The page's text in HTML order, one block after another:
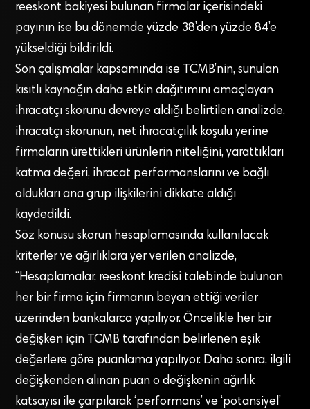
reeskont bakiyesi bulunan firmalar içerisindeki
payının ise bu dönemde yüzde 38’den yüzde 84’e
yükseldiği bildirildi.
Son çalışmalar kapsamında ise TCMB’nin, sunulan
kısıtlı kaynağın daha etkin dağıtımını amaçlayan
ihracatçı skorunu devreye aldığı belirtilen analizde,
ihracatçı skorunun, net ihracatçılık koşulu yerine
firmaların ürettikleri ürünlerin niteliğini, yarattıkları
katma değeri, ihracat performanslarını ve bağlı
oldukları ana grup ilişkilerini dikkate aldığı
kaydedildi.
Söz konusu skorun hesaplamasında kullanılacak
kriterler ve ağırlıklara yer verilen analizde,
“Hesaplamalar, reeskont kredisi talebinde bulunan
her bir firma için firmanın beyan ettiği veriler
üzerinden bankalarca yapılıyor. Öncelikle her bir
değişken için TCMB tarafından belirlenen eşik
değerlere göre puanlama yapılıyor. Daha sonra, ilgili
değişkenden alınan puan o değişkenin ağırlık
katsayısı ile çarpılarak ‘performans’ ve ‘potansiyel’